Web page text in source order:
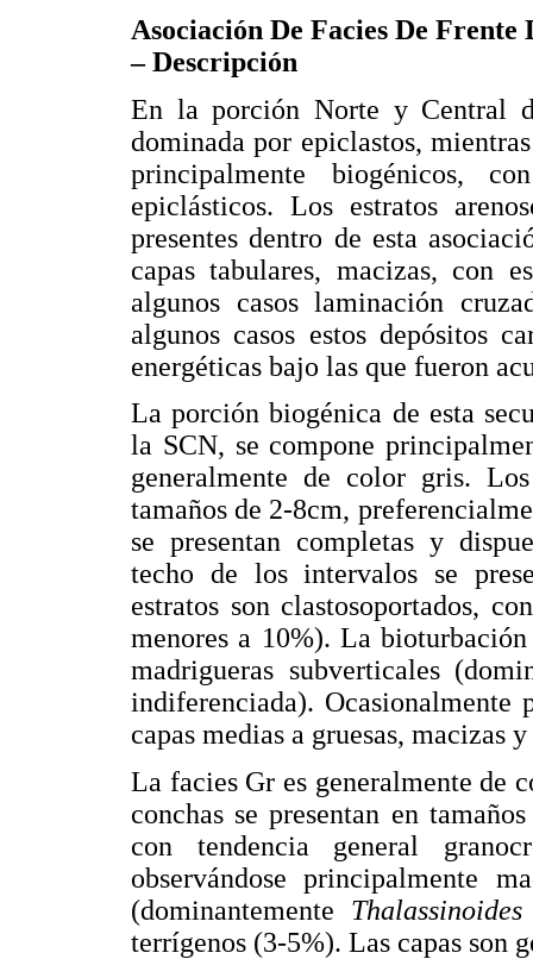
Asociación De Facies De
– Descripción
En la porción Norte y Central
dominada por epiclastos,
principalmente biogénicos,
epiclásticos. Los estratos
presentes dentro de esta
capas tabulares, macizas, con
algunos casos laminación
algunos casos estos depósitos
energéticas bajo las que fueron
La porción biogénica de esta
la SCN, se compone
generalmente de color gris.
tamaños de 2-8cm,
se presentan completas y
techo de los intervalos se
estratos son clastosoportados,
menores a 10%). La
madrigueras subverticales
indiferenciada). Ocasionalmente
capas medias a gruesas, macizas
La facies Gr es generalmente de
conchas se presentan en
con tendencia general
observándose principalmente
(dominantemente
terrígenos (3-5%). Las capas son